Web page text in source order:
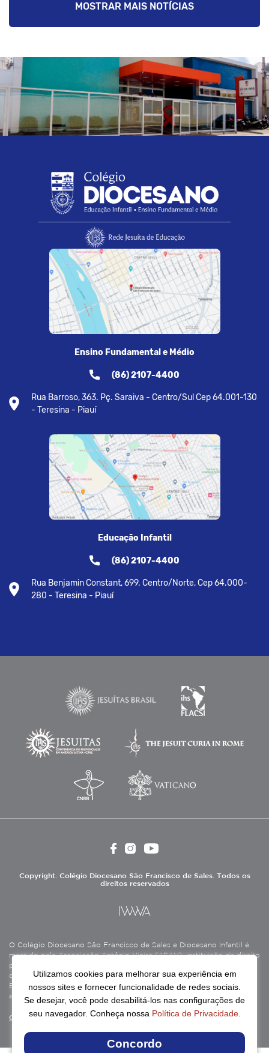
MOSTRAR MAIS NOTÍCIAS
Ensino Fundamental e Médio
(86) 2107-4400
Rua Barroso, 363. Pç. Saraiva - Centro/Sul Cep 64.001-130
- Teresina - Piauí
Educação Infantil
(86) 2107-4400
Rua Benjamin Constant, 699. Centro/Norte, Cep 64.000-
280 - Teresina - Piauí
Copyright. Colégio Diocesano São Francisco de Sales. Todos os
direitos reservados
O Colégio Diocesano São Francisco de Sales e Diocesano Infantil é
mantido pela Associação Antônio Vieira (ASAV), instituição de direito
privado sem fins lucrativos, filantrópica, de natureza educativa,
cultural, assistencial e beneficente, certificada como Entidade
Beneficente de Assistência Social (CEBAS), nas áreas de educação e
assistência social.
Continue lendo
Utilizamos cookies para melhorar sua experiência em
nossos sites e fornecer funcionalidade de redes sociais.
Se desejar, você pode desabilitá-los nas configurações de
seu navegador. Conheça nossa Política de Privacidade.
Concordo